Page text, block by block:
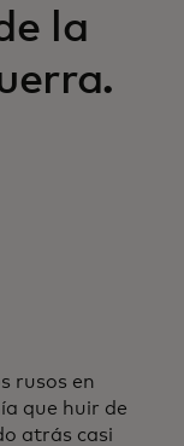
la
rusos en
que huir de
atrás casi